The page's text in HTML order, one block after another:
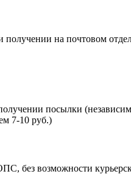
на почтовом
посылки
7-10 руб.)
без возможности